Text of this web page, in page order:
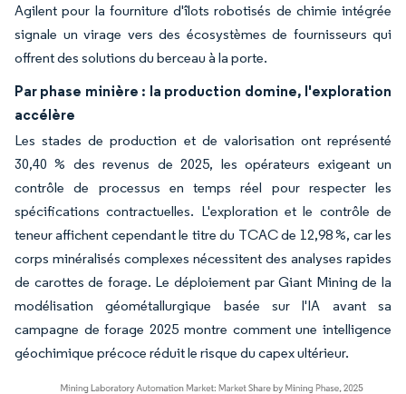
Agilent pour la fourniture d'îlots robotisés de chimie intégrée
signale un virage vers des écosystèmes de fournisseurs qui
offrent des solutions du berceau à la porte.
Par phase minière : la production domine, l'exploration
accélère
Les stades de production et de valorisation ont représenté
30,40 % des revenus de 2025, les opérateurs exigeant un
contrôle de processus en temps réel pour respecter les
spécifications contractuelles. L'exploration et le contrôle de
teneur affichent cependant le titre du TCAC de 12,98 %, car les
corps minéralisés complexes nécessitent des analyses rapides
de carottes de forage. Le déploiement par Giant Mining de la
modélisation géométallurgique basée sur l'IA avant sa
campagne de forage 2025 montre comment une intelligence
géochimique précoce réduit le risque du capex ultérieur.